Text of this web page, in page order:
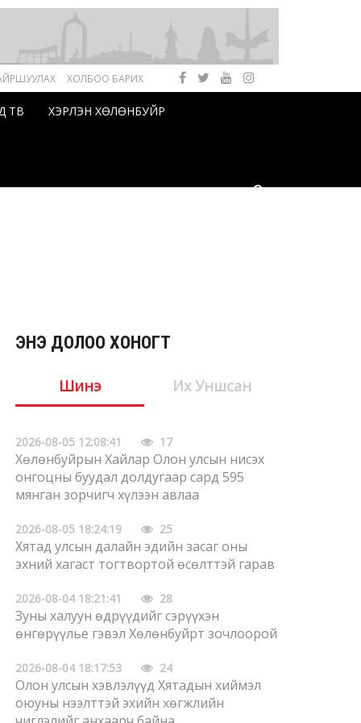
ХОЛБОО БАРИХ
ТВ ХЭРЛЭН ХӨЛӨНБУЙР
ЭНЭ ДОЛОО ХОНОГТ
Шинэ Их Уншсан
2026-08-05 12:08:41 17
Хөлөнбуйрын Хайлар Олон улсын нисэх
онгоцны буудал долдугаар сард 595
мянган зорчигч хүлээн авлаа
2026-08-05 18:24:19 25
Хятад улсын далайн эдийн засаг оны
эхний хагаст тогтвортой өсөлттэй гарав
2026-08-04 18:21:41 28
Зуны халуун өдрүүдийг сэрүүхэн
өнгөрүүлье гэвэл Хөлөнбуйрт зочлоорой
2026-08-04 18:17:53 24
Олон улсын хэвлэлүүд Хятадын хиймэл
оюуны нээлттэй эхийн хөгжлийн